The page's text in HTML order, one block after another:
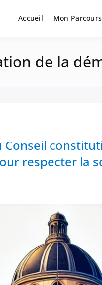
Accueil Mon Parcours
de la
Conseil
respecter la